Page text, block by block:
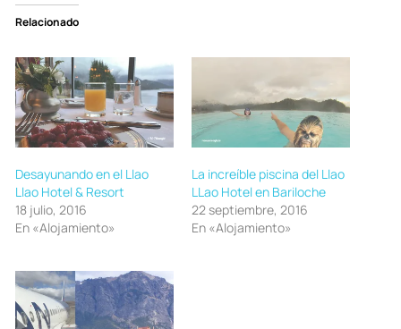
Relacionado
Desayunando en el Llao
Llao Hotel & Resort
18 julio, 2016
En «Alojamiento»
La increíble piscina del Llao
LLao Hotel en Bariloche
22 septiembre, 2016
En «Alojamiento»